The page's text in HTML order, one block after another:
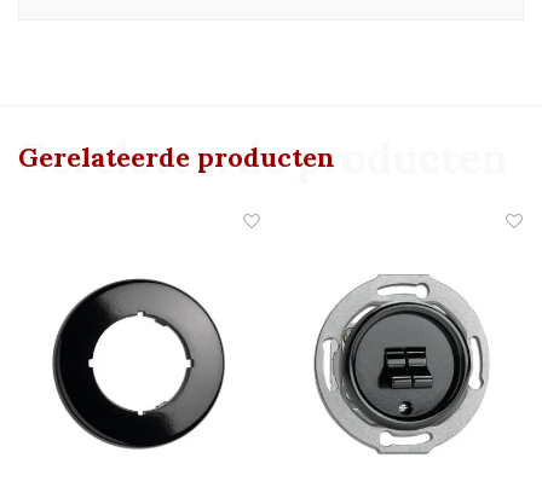
Gerelateerde producten
Gerelateerde producten